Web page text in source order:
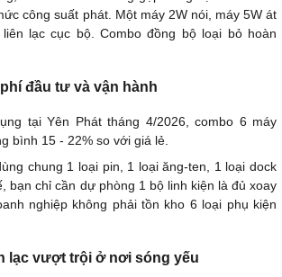
công suất phát. Một máy 2W nói, máy 5W át
lạc cục bộ. Combo đồng bộ loại bỏ hoàn
đầu tư và vận hành
tại Yên Phát tháng 4/2026, combo 6 máy
bình 15 - 22% so với giá lẻ.
chung 1 loại pin, 1 loại ăng-ten, 1 loại dock
bạn chỉ cần dự phòng 1 bộ linh kiện là đủ xoay
nghiệp không phải tồn kho 6 loại phụ kiện
lạc vượt trội ở nơi sóng yếu